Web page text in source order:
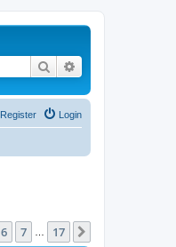
Search
Login
Register
6 7 17